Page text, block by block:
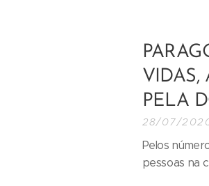
VIDAS,
PELA
28/07/
Pelos
pessoas na